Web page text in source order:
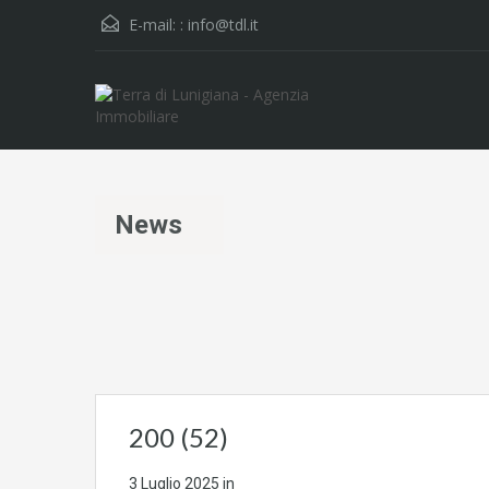
E-mail: : info@tdl.it
News
200 (52)
3 Luglio 2025 in